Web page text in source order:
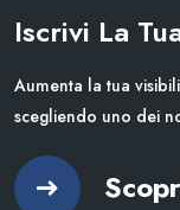
Iscrivi La
Aumenta la tua
scegliendo uno dei